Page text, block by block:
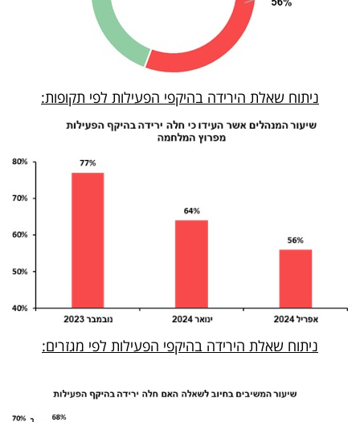
באייס
עקבו
ניתוח שאלת הירידה בהיקפי הפעילות לפי תקופות:
ניתוח שאלת הירידה בהיקפי הפעילות לפי מגזרים: